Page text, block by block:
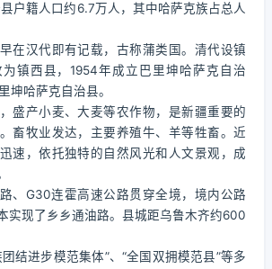
户籍人口约6.7万人，其中哈萨克族占总人
在汉代即有记载，古称蒲类国。清代设镇
镇西县，1954年成立巴里坤哈萨克自治
坤哈萨克自治县。
盛产小麦、大麦等农作物，是新疆重要的
畜牧业发达，主要养殖牛、羊等牲畜。近
速，依托独特的自然风光和人文景观，成
、G30连霍高速公路贯穿全境，境内公路
实现了乡乡通油路。县城距乌鲁木齐约600
结进步模范集体”、“全国双拥模范县”等多